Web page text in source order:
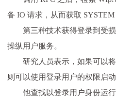
备 IO 请求，从而获取 SYSTEM
第三种技术获得登录到受
操纵用户服务。
研究人员表示，如果可以
则可以使用登录用户的权限启动
他查找以登录用户身份运